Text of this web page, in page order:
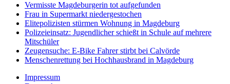
Vermisste Magdeburgerin tot aufgefunden
Frau in Supermarkt niedergestochen
Elitepolizisten stürmen Wohnung in Magdeburg
Polizeieinsatz: Jugendlicher schießt in Schule auf mehrere
Mitschüler
Zeugensuche: E-Bike Fahrer stirbt bei Calvörde
Menschenrettung bei Hochhausbrand in Magdeburg
Impressum